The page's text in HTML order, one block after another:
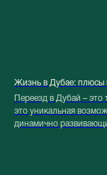
Жизнь в Дубае: плюсы
Переезд в Дубай –
это уникальная
динамично